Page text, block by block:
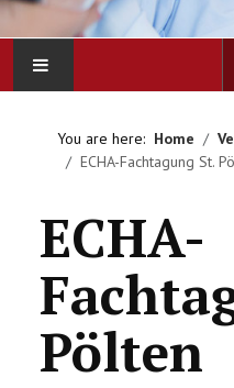
VEREIN
AKTIVITÄTEN
LITERATUREMPFEHLUNGEN
IMPRESSUM
You are here: Home
ECHA-Fachtagung St.
ECHA-
Pölten